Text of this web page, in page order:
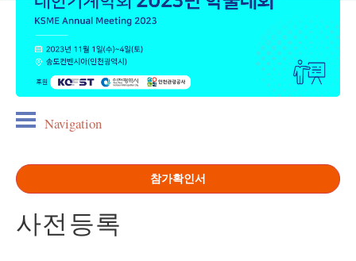
Navigation
참가확인서
사전등록